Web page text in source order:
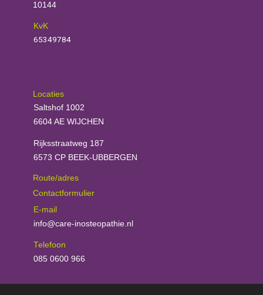
10144
KvK
65349784
Locaties
Saltshof 1002
6604 AE WIJCHEN
Rijksstraatweg 187
6573 CP BEEK-UBBERGEN
Route/adres
Contactformulier
E-mail
info@care-inosteopathie.nl
Telefoon
085 0600 966